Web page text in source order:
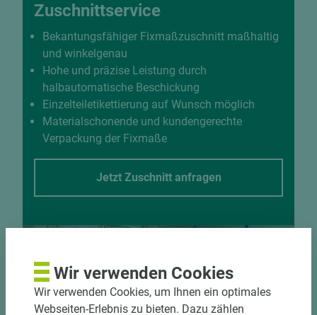
Zuschnittservice
Bekantungsfähiger Fixmaßzuschnitt maßhaltig
und winkelgenau
Hohe und präzise Leistung durch
halbautomatische Beschickung
Einzelteiletikettierung auf Wunsch möglich
Materialschonende und kundengerechte
Verpackung der Fixmaße
Jetzt Zuschnitt anfragen
Wir verwenden Cookies
Wir verwenden Cookies, um Ihnen ein optimales
Webseiten-Erlebnis zu bieten. Dazu zählen